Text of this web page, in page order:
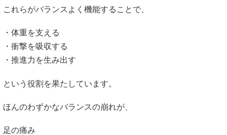
これらがバランスよく機能することで、
・体重を支える
・衝撃を吸収する
・推進力を生み出す
という役割を果たしています。
ほんのわずかなバランスの崩れが、
足の痛み